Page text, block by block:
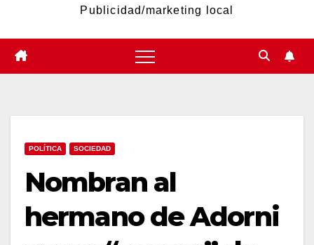
Publicidad/marketing local
POLÍTICA SOCIEDAD
Nombran al
hermano de Adorni